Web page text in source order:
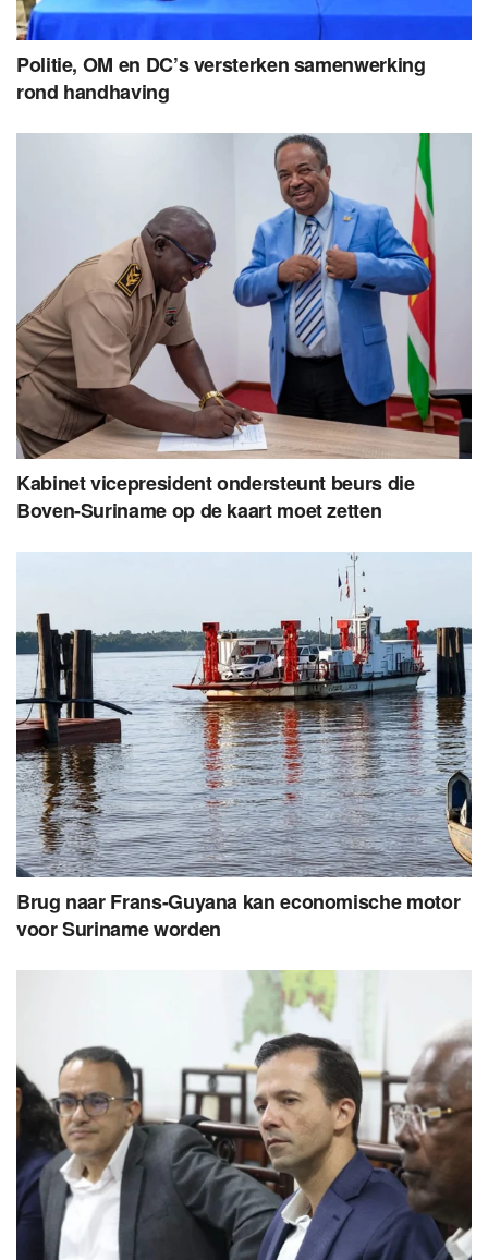
Politie, OM en DC’s versterken samenwerking
rond handhaving
Kabinet vicepresident ondersteunt beurs die
Boven-Suriname op de kaart moet zetten
Brug naar Frans-Guyana kan economische motor
voor Suriname worden